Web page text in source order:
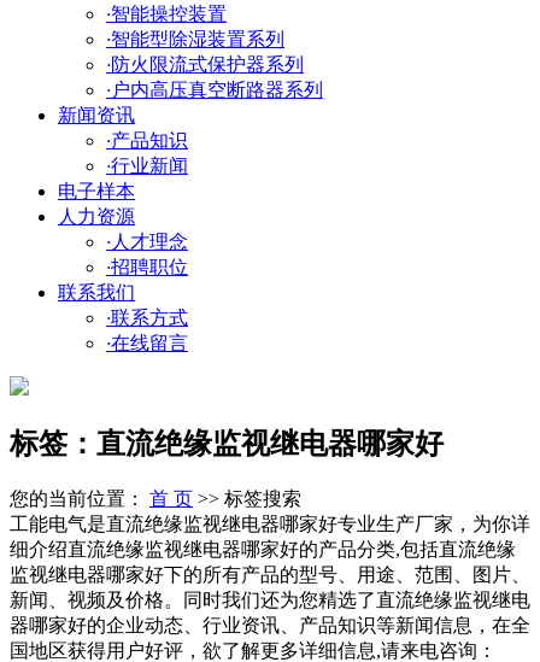
·智能操控装置
·智能型除湿装置系列
·防火限流式保护器系列
· 户内高压真空断路器系列
新闻资讯
·产品知识
·行业新闻
电子样本
人力资源
· 人才理念
·招聘职位
联系我们
·联系方式
·在线留言
标签：直流绝缘监视继电器哪家好
您的当前位置： 首 页 >> 标签搜索
工能电气是直流绝缘监视继电器哪家好专业生产厂家，为你详
细介绍直流绝缘监视继电器哪家好的产品分类,包括直流绝缘
监视继电器哪家好下的所有产品的型号、用途、范围、图片、
新闻、视频及价格。同时我们还为您精选了直流绝缘监视继电
器哪家好的企业动态、行业资讯、产品知识等新闻信息，在全
国地区获得用户好评，欲了解更多详细信息,请来电咨询：